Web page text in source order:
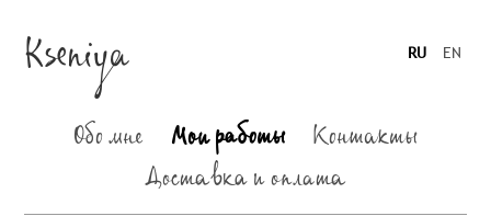
Kseniya RU EN
Обо мне Мои работы Контакты
Доставка и оплата